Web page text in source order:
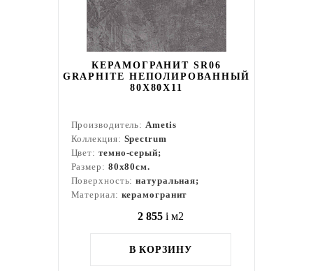
КЕРАМОГРАНИТ SR06
GRAPHITE НЕПОЛИРОВАННЫЙ
80X80Х11
Производитель:Ametis
Коллекция: Spectrum
Цвет: темно-серый;
Размер: 80x80см.
Поверхность:натуральная;
Материал: керамогранит
2 855 i м2
В КОРЗИНУ